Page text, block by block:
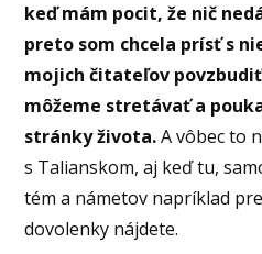
keď mám pocit, že nič
preto som chcela prísť s
mojich čitateľov
môžeme stretávať a
stránky života.A vôbec to
s Talianskom, aj keď tu,
tém a námetov napríklad
dovolenky nájdete.